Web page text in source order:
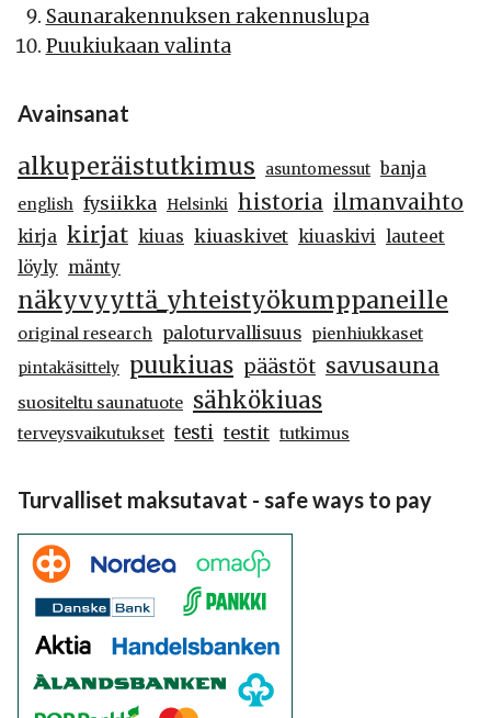
Saunarakennuksen rakennuslupa
Puukiukaan valinta
Avainsanat
alkuperäistutkimus asuntomessut banja
english fysiikka Helsinki historia ilmanvaihto
kirja kirjat kiuas kiuaskivet kiuaskivi lauteet
löyly mänty
näkyvyyttä_yhteistyökumppaneille
original research paloturvallisuus pienhiukkaset
pintakäsittely puukiuas päästöt savusauna
suositeltu saunatuote sähkökiuas
terveysvaikutukset testi testit tutkimus
Turvalliset maksutavat - safe ways to pay